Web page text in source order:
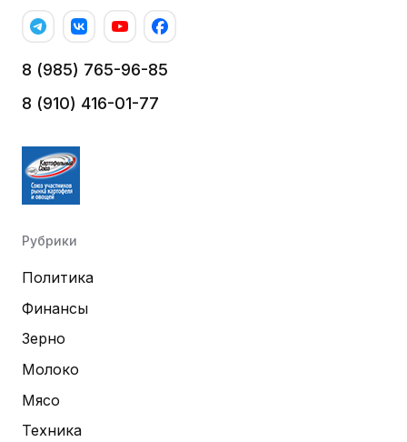
8 (985) 765-96-85
8 (910) 416-01-77
Рубрики
Политика
Финансы
Зерно
Молоко
Мясо
Техника